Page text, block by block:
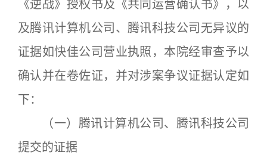
《逆战》授权书及《共同运营确认书》，以
及腾讯计算机公司、腾讯科技公司无异议的
证据如快佳公司营业执照，本院经审查予以
确认并在卷佐证，并对涉案争议证据认定如
下：
（一）腾讯计算机公司、腾讯科技公司
提交的证据